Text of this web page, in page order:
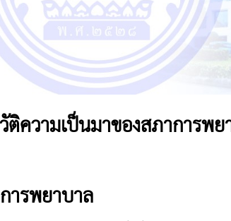
ติความเป็นมาของสภาการพ
ารพยาบาล